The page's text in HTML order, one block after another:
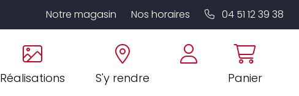
Notre magasin Nos horaires 04 51 12 39 38
Réalisations S'y rendre Panier